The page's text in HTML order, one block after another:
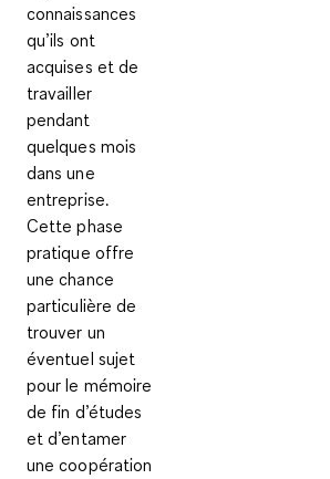
connaissances
qu’ils ont
acquises et de
travailler
pendant
quelques mois
dans une
entreprise.
Cette phase
pratique offre
une chance
particulière de
trouver un
éventuel sujet
pour le mémoire
de fin d’études
et d’entamer
une coopération